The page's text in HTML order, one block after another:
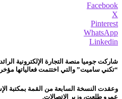
Facebook
X
Pinterest
WhatsApp
Linkedin
شاركت جوميا منصة التجارة الإلكترونية
“تكني ساميت” والتي اختتمت فعالياتها
وعقدت النسخة السابعة من القمة بمكتبة
عمرو طلعت، وزير الاتصالات.